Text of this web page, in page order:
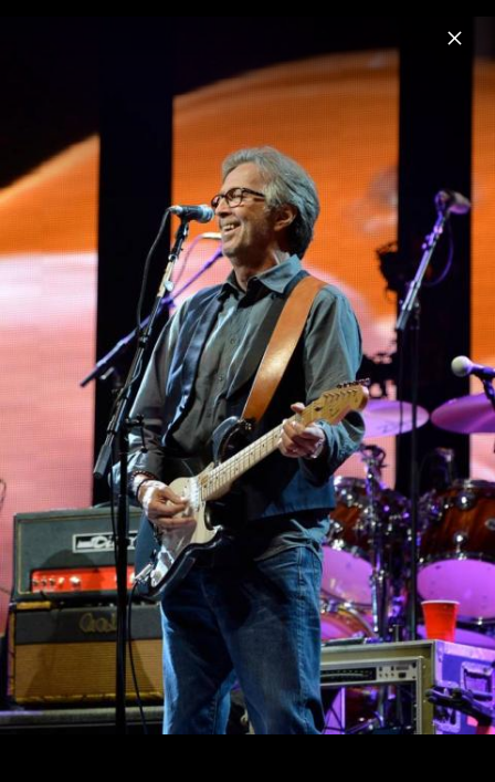
Menu
Eric Clapton
Home Musik Videos Fotos
Pressefotos "The Lady In The Balcony:
Lockdown Sessions"